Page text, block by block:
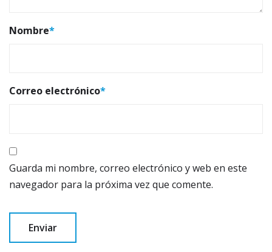
Nombre*
Correo electrónico*
Guarda mi nombre, correo electrónico y web en este
navegador para la próxima vez que comente.